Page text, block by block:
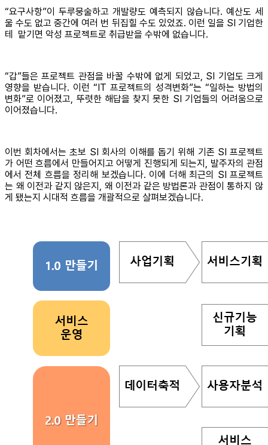
“요구사항”이 두루뭉술하고 개발량도 예측되지 않습니다. 예산도 세
울 수도 없고 중간에 여러 번 뒤집힐 수도 있었죠. 이런 일을 SI 기업한
테 맡기면 악성 프로젝트로 취급받을 수밖에 없습니다.
“갑”들은 프로젝트 관점을 바꿀 수밖에 없게 되었고, SI 기업도 크게
영향을 받습니다. 이런 “IT 프로젝트의 성격변화”는 “일하는 방법의
변화”로 이어졌고, 뚜렷한 해답을 찾지 못한 SI 기업들의 어려움으로
이어졌습니다.
이번 회차에서는 초보 SI 회사의 이해를 돕기 위해 기존 SI 프로젝트
가 어떤 흐름에서 만들어지고 어떻게 진행되게 되는지, 발주자의 관점
에서 전체 흐름을 정리해 보겠습니다. 이에 더해 최근의 SI 프로젝트
는 왜 이전과 같지 않은지, 왜 이전과 같은 방법론과 관점이 통하지 않
게 됐는지 시대적 흐름을 개괄적으로 살펴보겠습니다.